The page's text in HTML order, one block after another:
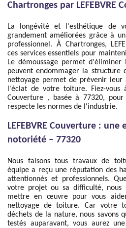
Chartronges par LEFEBVRE
La longévité et l'esthétique de
grandement améliorées grâce à
professionnel. À Chartronges,
ces services essentiels pour
Le démoussage permet d'éliminer
peuvent endommager la
nettoyage permet de prévenir leur
l'éclat de votre toiture. Fiez-vous
Couverture , basée à 77320,
respecte les normes de l'industrie.
LEFEBVRE Couverture :
notoriété – 77320
Nous faisons tous travaux de
équipe a reçu une réputation des
attentionnés et professionnels.
votre projet ou sa difficulté, nous
mettre en œuvre pour vous
nettoyage de toiture. Car votre
déchets de la nature, nous savons
testés auparavant, vous aurez